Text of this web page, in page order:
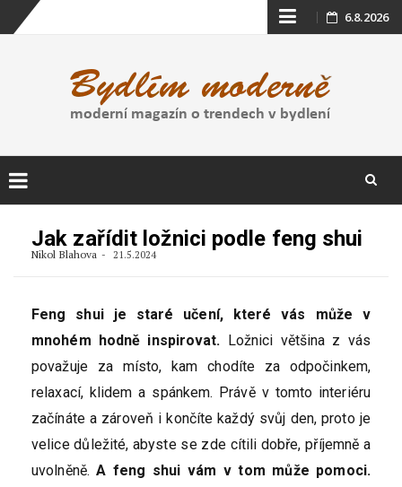
Skip
content
6.8.2026
content
Jak zařídit ložnici podle feng shui
Nikol Blahova 21.5.2024
Feng shui je staré učení, které vás může v
mnohém hodně inspirovat. Ložnici většina z vás
považuje za místo, kam chodíte za odpočinkem,
relaxací, klidem a spánkem. Právě v tomto interiéru
začínáte a zároveň i končíte každý svůj den, proto je
velice důležité, abyste se zde cítili dobře, příjemně a
uvolněně.A feng shui vám v tom může pomoci.